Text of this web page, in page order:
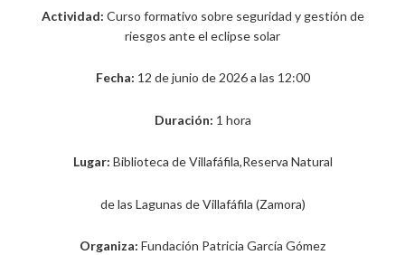
Actividad: Curso formativo sobre seguridad y gestión de
riesgos ante el eclipse solar
Fecha: 12 de junio de 2026 a las 12:00
Duración: 1 hora
Lugar: Biblioteca de Villafáfila,Reserva Natural
de las Lagunas de Villafáfila (Zamora)
Organiza: Fundación Patricia García Gómez